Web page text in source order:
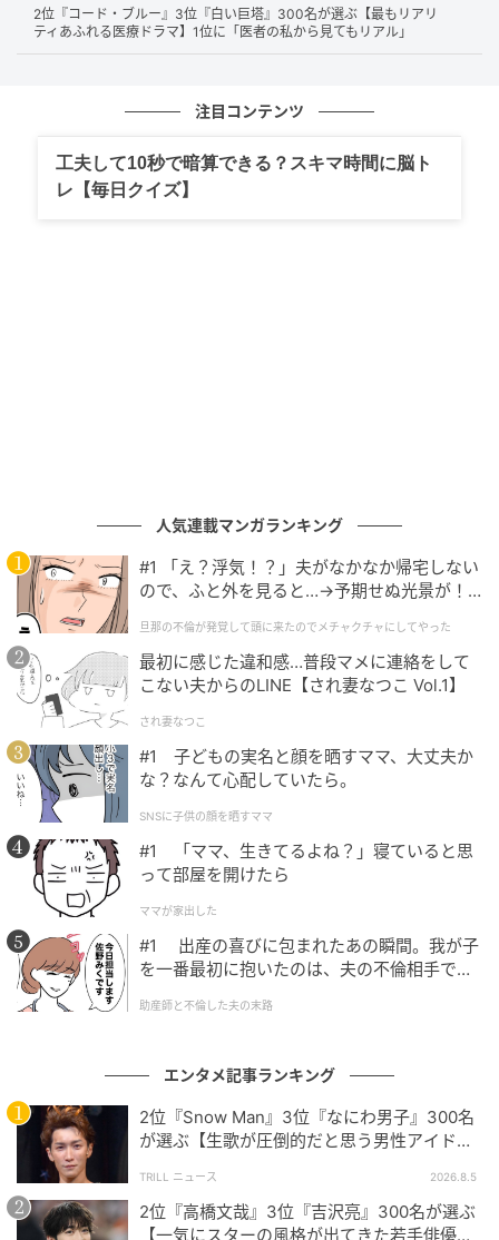
長年親しまれる名曲が多く、日常に自然と溶け込んでいるか
ら。（25歳/男性）
長年にわたって数多くの名曲を生み出し、多くの人の人生の節
目や思い出に寄り添ってきた存在だから。（21歳/男性）
聴いてきた」といった継続的なファン層まで、多彩な
年代・シーンで支持されています。
毎日聞いて仕事に行っている。彼の音楽を聴いて移動するのが
ルーティンになっている。（43歳/男性）
長年にわたって心に残る楽曲を届け続けており、日常のさまざ
まな場面で自然と聴きたくなる存在だからです。（40歳/女
性）
大好きな曲がいっぱいあって、学生の頃から支えになっていま
す。（33歳/女性）
2位『コード・ブルー』3位『白い巨塔』300名が選ぶ【最もリアリ
ティあふれる医療ドラマ】1位に「医者の私から見てもリアル」
注目コンテンツ
工夫して10秒で暗算できる？スキマ時間に脳ト
レ【毎日クイズ】
人気連載マンガランキング
#1 「え？浮気！？」夫がなかなか帰宅しない
ので、ふと外を見ると…→予期せぬ光景が！
クチャにしてやった
旦那の不倫が発覚して頭に来たのでメチャクチャにしてやった
最初に感じた違和感…普段マメに連絡をして
こない夫からのLINE【され妻なつこ Vol.1】
され妻なつこ
#1 子どもの実名と顔を晒すママ、大丈夫か
な？なんて心配していたら。
SNSに子供の顔を晒すママ
#1 「ママ、生きてるよね？」寝ていると思
って部屋を開けたら
ママが家出した
#1 出産の喜びに包まれたあの瞬間。我が子
を一番最初に抱いたのは、夫の不倫相手でし
助産師と不倫した夫の末路
エンタメ記事ランキング
2位『Snow Man』3位『なにわ男子』300名
が選ぶ【生歌が圧倒的だと思う男性アイドル
TRILL ニュース 2026.8.5
2位『高橋文哉』3位『吉沢亮』300名が選ぶ
【一気にスターの風格が出てきた若手俳優】1